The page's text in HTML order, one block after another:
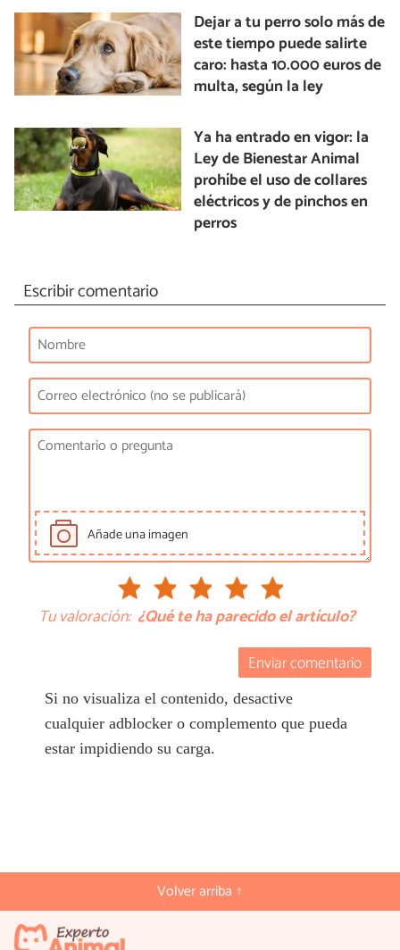
Dejar a tu perro solo más de
este tiempo puede salirte
caro: hasta 10.000 euros de
multa, según la ley
Ya ha entrado en vigor: la
Ley de Bienestar Animal
prohíbe el uso de collares
eléctricos y de pinchos en
perros
Escribir comentario
Añade una imagen
Tu valoración: ¿Qué te ha parecido el artículo?
Enviar comentario
Si no visualiza el contenido, desactive
cualquier adblocker o complemento que pueda
estar impidiendo su carga.
Volver arriba ↑